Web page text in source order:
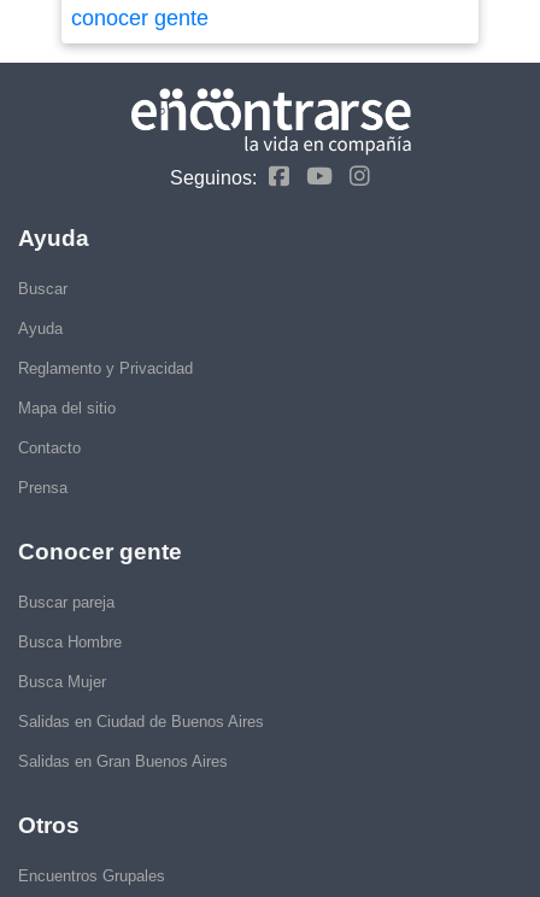
conocer gente
Seguinos:
Ayuda
Buscar
Ayuda
Reglamento y Privacidad
Mapa del sitio
Contacto
Prensa
Conocer gente
Buscar pareja
Busca Hombre
Busca Mujer
Salidas en Ciudad de Buenos Aires
Salidas en Gran Buenos Aires
Otros
Encuentros Grupales